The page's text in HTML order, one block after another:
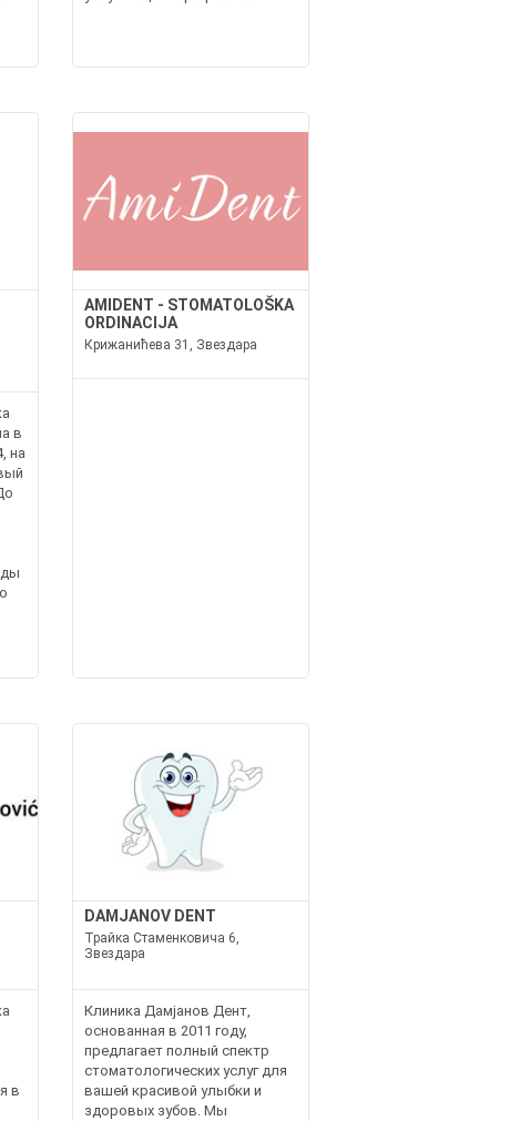
в
на
AMIDENT - STOMATOLOŠKA
ORDINACIJA
Крижанићева 31, Звездара
в
DAMJANOV DENT
Трайка Стаменковича 6,
Звездара
Клиника Дамјанов Дент,
основанная в 2011 году,
предлагает полный спектр
стоматологических услуг для
вашей красивой улыбки и
здоровых зубов. Мы